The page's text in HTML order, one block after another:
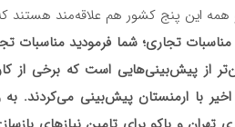
این پنج کشور هم علاقه‌مند هستند که
از پیش‌بینی‌هایی است که برخی
با ارمنستان پیش‌بینی می‌کردند.